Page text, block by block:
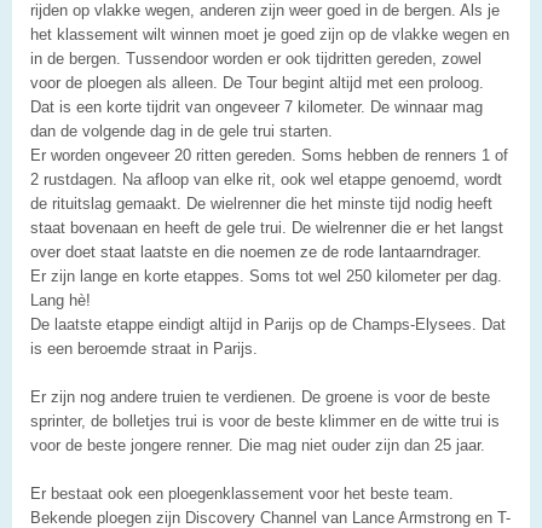
rijden op vlakke wegen, anderen zijn weer goed in de bergen. Als je
het klassement wilt winnen moet je goed zijn op de vlakke wegen en
in de bergen. Tussendoor worden er ook tijdritten gereden, zowel
voor de ploegen als alleen. De Tour begint altijd met een proloog.
Dat is een korte tijdrit van ongeveer 7 kilometer. De winnaar mag
dan de volgende dag in de gele trui starten.
Er worden ongeveer 20 ritten gereden. Soms hebben de renners 1 of
2 rustdagen. Na afloop van elke rit, ook wel etappe genoemd, wordt
de rituitslag gemaakt. De wielrenner die het minste tijd nodig heeft
staat bovenaan en heeft de gele trui. De wielrenner die er het langst
over doet staat laatste en die noemen ze de rode lantaarndrager.
Er zijn lange en korte etappes. Soms tot wel 250 kilometer per dag.
Lang hè!
De laatste etappe eindigt altijd in Parijs op de Champs-Elysees. Dat
is een beroemde straat in Parijs.
Er zijn nog andere truien te verdienen. De groene is voor de beste
sprinter, de bolletjes trui is voor de beste klimmer en de witte trui is
voor de beste jongere renner. Die mag niet ouder zijn dan 25 jaar.
Er bestaat ook een ploegenklassement voor het beste team.
Bekende ploegen zijn Discovery Channel van Lance Armstrong en T-